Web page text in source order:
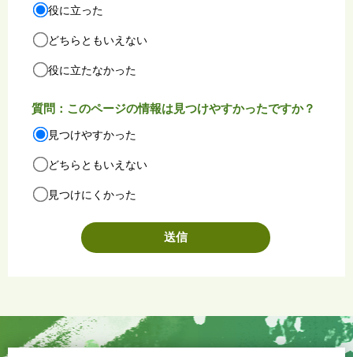
役に立った
どちらともいえない
役に立たなかった
質問：このページの情報は見つけやすかったですか？
見つけやすかった
どちらともいえない
見つけにくかった